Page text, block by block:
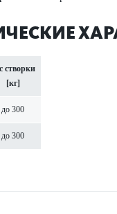
створки
[кг]
до 300
до 300